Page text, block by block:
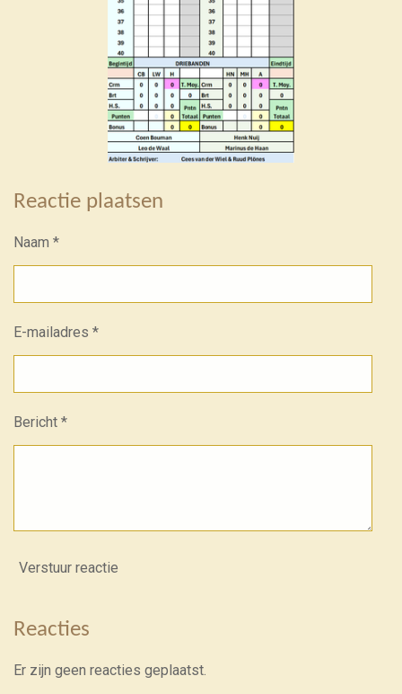
Reactie plaatsen
Naam *
E-mailadres *
Bericht *
Verstuur reactie
Reacties
Er zijn geen reacties geplaatst.